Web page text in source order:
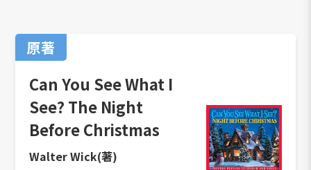
原著
Can You See What I
See? The Night
Before Christmas
Walter Wick(著)